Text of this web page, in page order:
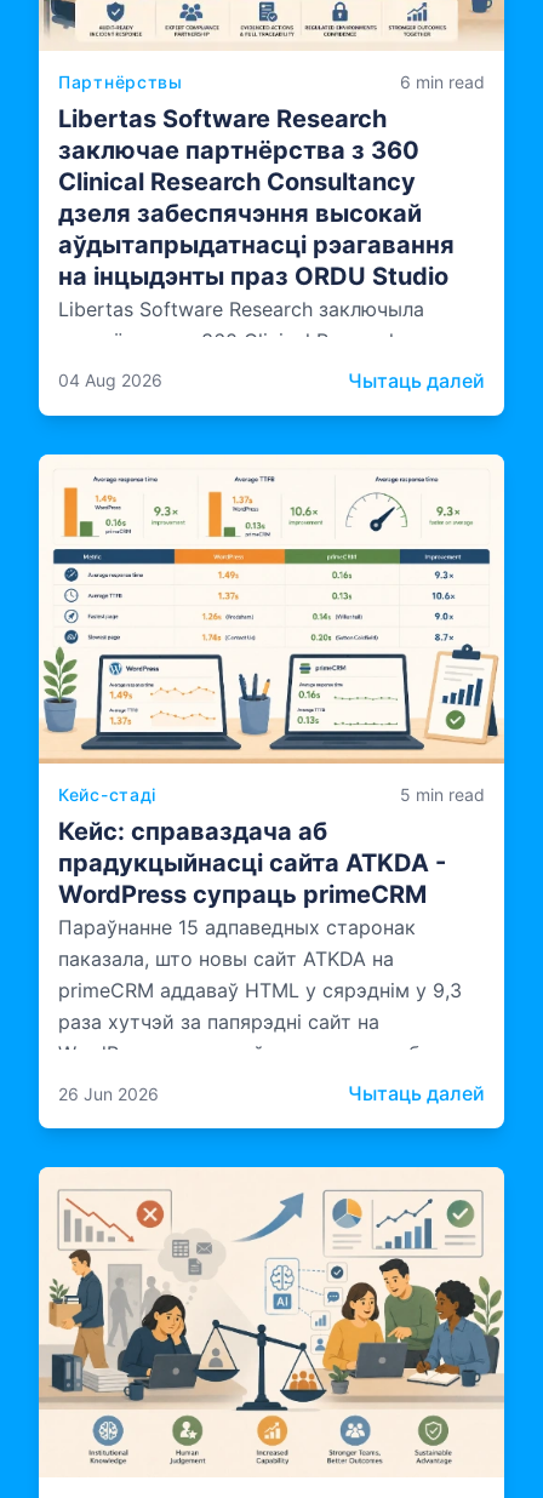
Партнёрствы 6 min read
Libertas Software Research
заключае партнёрства з 360
Clinical Research Consultancy
дзеля забеспячэння высокай
аўдытапрыдатнасці рэагавання
на інцыдэнты праз ORDU Studio
Libertas Software Research заключыла
партнёрства з 360 Clinical Research
Consultancy, прыўнёсшы незалежную
Studio — шматведамасная платформа
кіравання інцыдэнтамі ад LSR.
04 Aug 2026 Чытаць далей
Кейс-стаді 5 min read
Кейс: справаздача аб
прадукцыйнасці сайта ATKDA -
WordPress супраць primeCRM
Параўнанне 15 адпаведных старонак
паказала, што новы сайт ATKDA на
primeCRM аддаваў HTML у сярэднім у 9,3
раза хутчэй за папярэдні сайт на
WordPress, а апрацоўка на серверы была
хутчэйшай у 10,6 раза.
26 Jun 2026 Чытаць далей